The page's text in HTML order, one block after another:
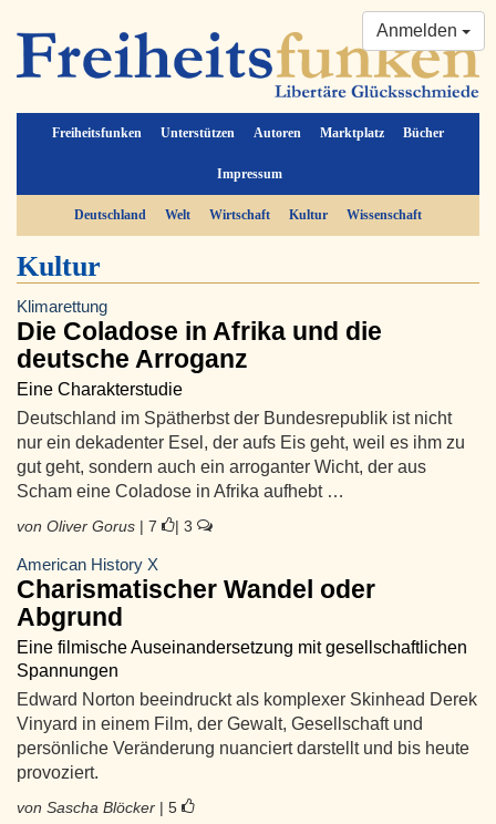
Freiheitsfunken Unterstützen Autoren Marktplatz Bücher
Impressum
Anmelden
Deutschland Welt Wirtschaft Kultur Wissenschaft
Kultur
Klimarettung
Die Coladose in Afrika und die
deutsche Arroganz
Eine Charakterstudie
Deutschland im Spätherbst der Bundesrepublik ist nicht
nur ein dekadenter Esel, der aufs Eis geht, weil es ihm zu
gut geht, sondern auch ein arroganter Wicht, der aus
Scham eine Coladose in Afrika aufhebt …
von Oliver Gorus | 7 | 3
American History X
Charismatischer Wandel oder
Abgrund
Eine filmische Auseinandersetzung mit gesellschaftlichen
Spannungen
Edward Norton beeindruckt als komplexer Skinhead Derek
Vinyard in einem Film, der Gewalt, Gesellschaft und
persönliche Veränderung nuanciert darstellt und bis heute
provoziert.
von Sascha Blöcker | 5